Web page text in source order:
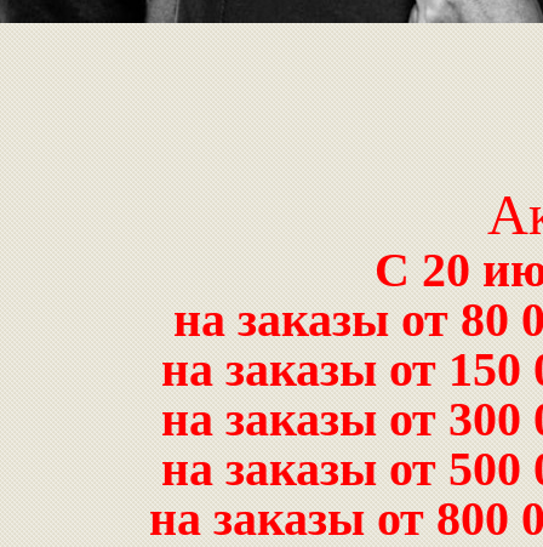
C 20
на заказы от 80
на заказы от 150
на заказы от 300
на заказы от 500
на заказы от 800